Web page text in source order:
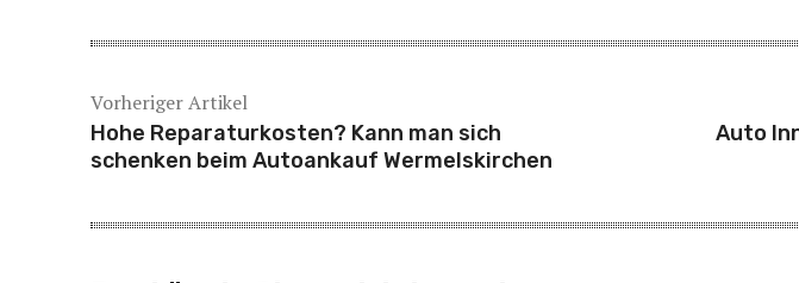
Vorheriger Artikel
Hohe Reparaturkosten? Kann man sich
schenken beim Autoankauf Wermelskirchen
Auto